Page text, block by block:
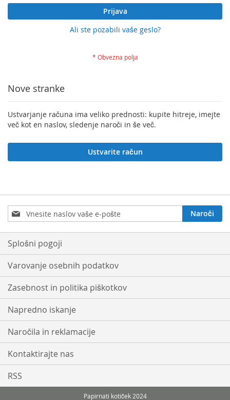
Prijava
Ali ste pozabili vaše geslo?
Nove stranke
Ustvarjanje računa ima veliko prednosti: kupite hitreje, imejte
več kot en naslov, sledenje naroči in še več.
Ustvarite račun
Prijavite
se
na
e-
novice:
Naroči
Splošni pogoji
Varovanje osebnih podatkov
Zasebnost in politika piškotkov
Napredno iskanje
Naročila in reklamacije
Kontaktirajte nas
RSS
Papirnati kotiček 2024